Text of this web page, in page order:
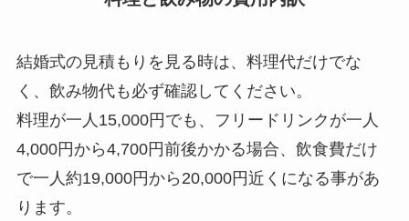
結婚式の見積もりを見る時は、料理代だけでな
く、飲み物代も必ず確認してください。
料理が一人15,000円でも、フリードリンクが一人
4,000円から4,700円前後かかる場合、飲食費だけ
で一人約19,000円から20,000円近くになる事があ
ります。